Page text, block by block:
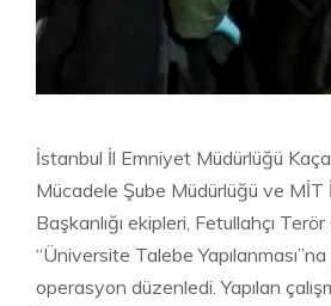
İstanbul İl Emniyet Müdürlüğü
Mücadele Şube Müdürlüğü ve MİT
Başkanlığı ekipleri, Fetullahçı
“Üniversite Talebe
operasyon düzenledi. Yapılan